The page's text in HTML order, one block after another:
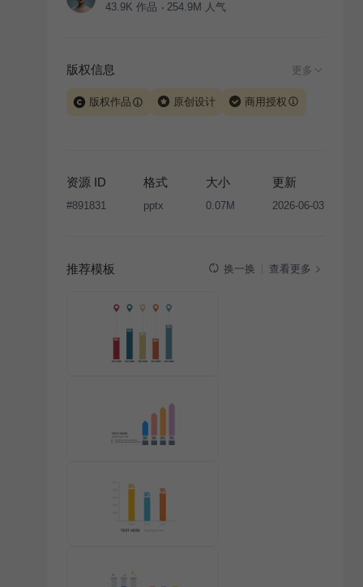
43.9K 作品 254.9M 人气
版权信息 更多
版权作品 原创设计 商用授权
版权声明
条款，禁止任何形式的转让、出售或出租，未
经投权许可任何人不得擅自转载和分发，否则将接照我
资源 ID
#891831
格式
pptx
大小
0.07M
更新
2026-06-03
推荐模板 换一换 查看更多